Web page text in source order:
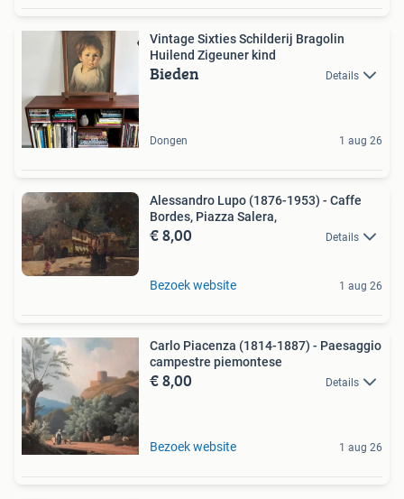
Vintage Sixties Schilderij Bragolin
Huilend Zigeuner kind
Bieden Details
Dongen 1 aug 26
Alessandro Lupo (1876-1953) - Caffe
Bordes, Piazza Salera,
€ 8,00 Details
Bezoek website 1 aug 26
Carlo Piacenza (1814-1887) - Paesaggio
campestre piemontese
€ 8,00 Details
Bezoek website 1 aug 26